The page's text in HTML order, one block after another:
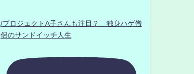
/プロジェクトA子さんも注目？ 独身ハゲ僧
侶のサンドイッチ人生